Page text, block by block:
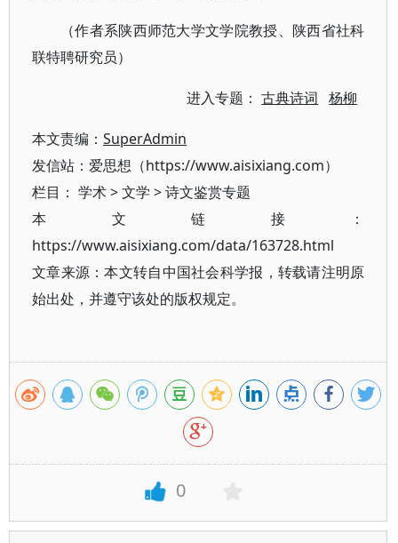
（作者系陕西师范大学文学院教授、陕西省社科
联特聘研究员）
进入专题：古典诗词 杨柳
本文责编： SuperAdmin
发信站：爱思想（https://www.aisixiang.com）
栏目： 学术>文学 >诗文鉴赏专题
本文链接：
https://www.aisixiang.com/data/163728.html
文章来源：本文转自中国社会科学报，转载请注明原
始出处，并遵守该处的版权规定。
0